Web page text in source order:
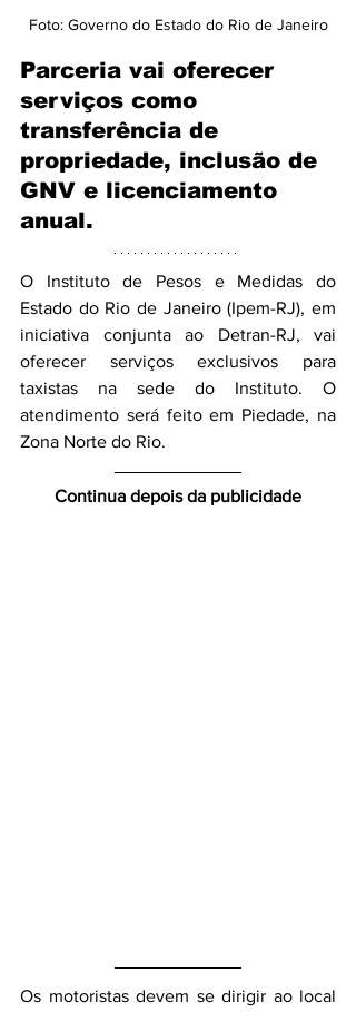
Foto: Governo do Estado do Rio de Janeiro
Parceria vai oferecer
serviços como
transferência de
propriedade, inclusão de
GNV e licenciamento
anual.
O Instituto de Pesos e Medidas do
Estado do Rio de Janeiro (Ipem-RJ), em
iniciativa conjunta ao Detran-RJ, vai
oferecer serviços exclusivos para
taxistas na sede do Instituto. O
atendimento será feito em Piedade, na
Zona Norte do Rio.
Continua depois da publicidade
Os motoristas devem se dirigir ao local